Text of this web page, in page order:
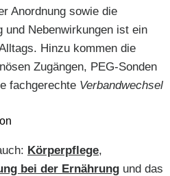
Anordnung sowie die
und Nebenwirkungen ist ein
Hinzu kommen die
Zugängen, PEG-Sonden
fachgerechte Verbandwechsel
Körperpflege,
bei der Ernährung und das